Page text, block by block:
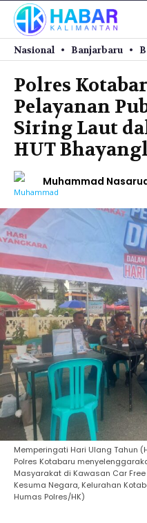
Nasional Banjarbaru
Polres
Pelayanan
Siring Laut
HUT
Muhammad
Memperingati Hari Ulang Tahun
Polres Kotabaru
Masyarakat di Kawasan Car Free
Kesuma Negara, Kelurahan
Humas Polres/HK)